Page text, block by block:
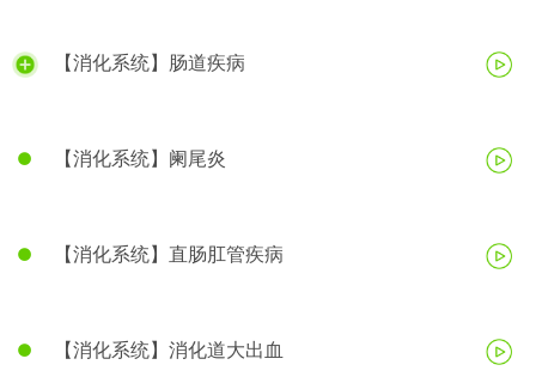
【消化系统】肠道疾病
【消化系统】阑尾炎
【消化系统】直肠肛管疾病
【消化系统】消化道大出血